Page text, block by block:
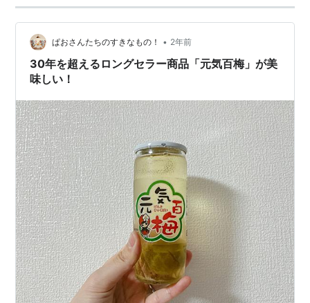
ぱおさんたちのすきなもの！ • 2年前
30年を超えるロングセラー商品「元気百梅」が美
味しい！